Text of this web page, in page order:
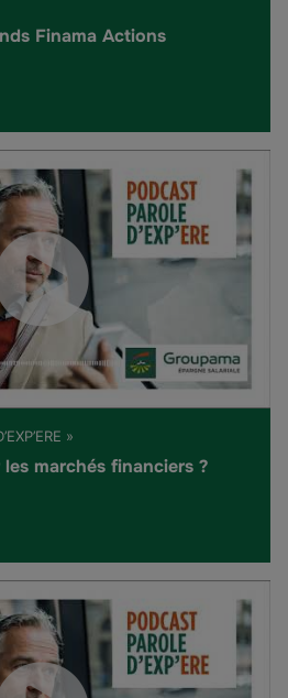
Finama Actions
»
marchés financiers ?